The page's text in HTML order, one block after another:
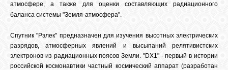
атмосфере, а также для оценки составляющих радиационного
баланса системы "Земля-атмосфера".
Спутник "Рэлек" предназначен для изучения высотных электрических
разрядов, атмосферных явлений и высыпаний релятивистских
электронов из радиационных поясов Земли. "DX1" - первый в истории
российской космонавтики частный космический аппарат (разработан